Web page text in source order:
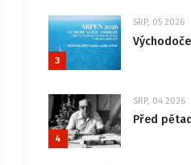
3
SRP, 05 2026
4
SRP, 04 2026
Před